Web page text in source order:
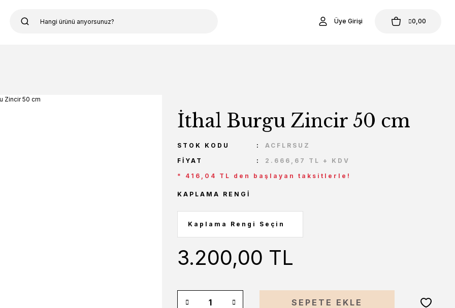
Üye Girişi 0,00
İthal Burgu Zincir 50 cm
STOK KODU
ACFLRSUZ
FIYAT
2.666,67 TL + KDV
* 416,04 TL den başlayan taksitlerle!
KAPLAMA RENGI
3.200,00 TL
SEPETE EKLE